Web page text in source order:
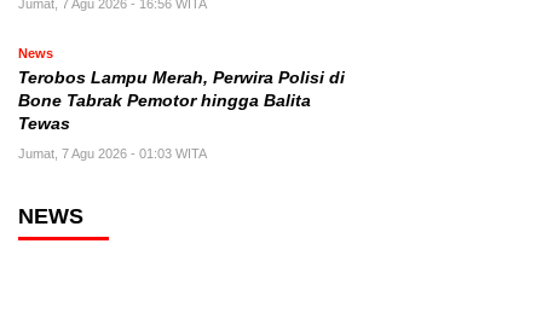
Jumat, 7 Agu 2026 - 16:56 WITA
News
Terobos Lampu Merah, Perwira Polisi di
Bone Tabrak Pemotor hingga Balita
Tewas
Jumat, 7 Agu 2026 - 01:03 WITA
NEWS